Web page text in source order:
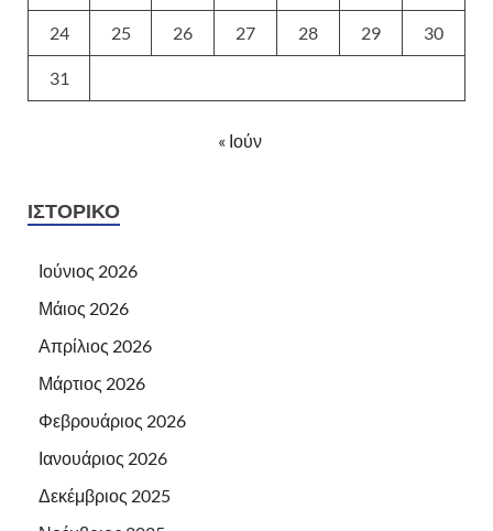
24 25 26 27 28 29 30
31
« Ιούν
ΙΣΤΟΡΙΚΌ
Ιούνιος 2026
Μάιος 2026
Απρίλιος 2026
Μάρτιος 2026
Φεβρουάριος 2026
Ιανουάριος 2026
Δεκέμβριος 2025